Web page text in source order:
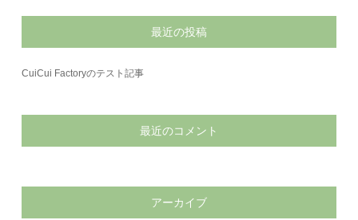
最近の投稿
CuiCui Factoryのテスト記事
最近のコメント
アーカイブ